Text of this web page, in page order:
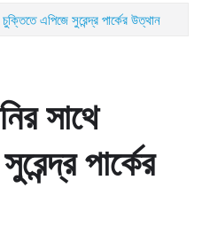
এপিজে সুরেন্দ্র পার্কের উত্থান
সাথে
পার্কের